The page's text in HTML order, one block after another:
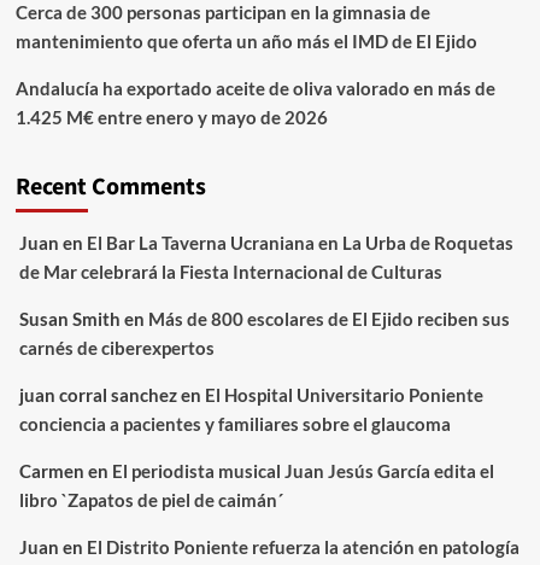
Cerca de 300 personas participan en la gimnasia de
mantenimiento que oferta un año más el IMD de El Ejido
Andalucía ha exportado aceite de oliva valorado en más de
1.425 M€ entre enero y mayo de 2026
Recent Comments
Juan en El Bar La Taverna Ucraniana en La Urba de Roquetas
de Mar celebrará la Fiesta Internacional de Culturas
Susan Smith en Más de 800 escolares de El Ejido reciben sus
carnés de ciberexpertos
juan corral sanchezen El Hospital Universitario Poniente
conciencia a pacientes y familiares sobre el glaucoma
Carmen en El periodista musical Juan Jesús García edita el
libro `Zapatos de piel de caimán´
Juan en El Distrito Poniente refuerza la atención en patología